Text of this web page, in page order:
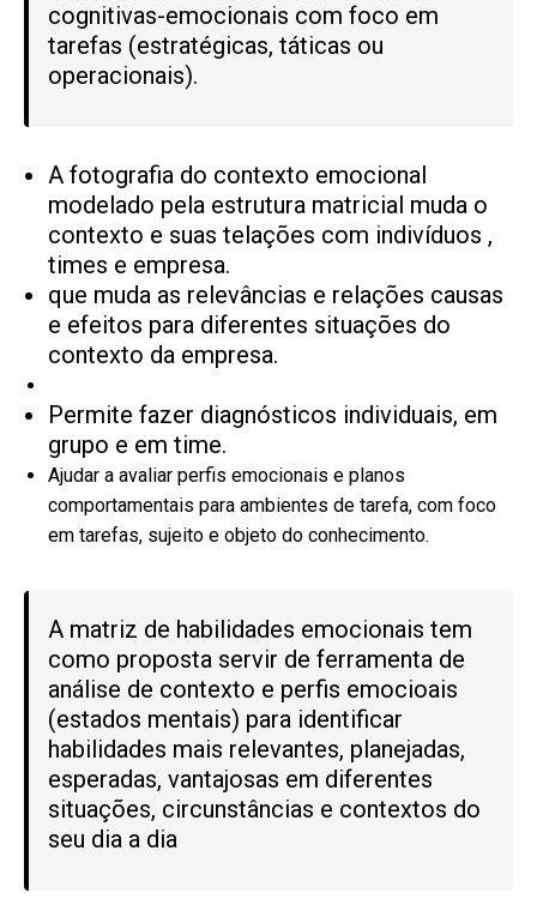
cognitivas-emocionais com foco em
tarefas (estratégicas, táticas ou
operacionais).
A fotografia do contexto emocional
modelado pela estrutura matricial muda o
contexto e suas telações com indivíduos ,
times e empresa.
que muda as relevâncias e relações causas
e efeitos para diferentes situações do
contexto da empresa.
Permite fazer diagnósticos individuais, em
grupo e em time.
Ajudar a avaliar perfis emocionais e planos
comportamentais para ambientes de tarefa, com foco
em tarefas, sujeito e objeto do conhecimento.
A matriz de habilidades emocionais tem
como proposta servir de ferramenta de
análise de contexto e perfis emocioais
(estados mentais) para identificar
habilidades mais relevantes, planejadas,
esperadas, vantajosas em diferentes
situações, circunstâncias e contextos do
seu dia a dia